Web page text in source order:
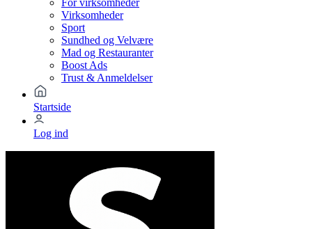
For virksomheder
Virksomheder
Sport
Sundhed og Velvære
Mad og Restauranter
Boost Ads
Trust & Anmeldelser
Startside
Log ind